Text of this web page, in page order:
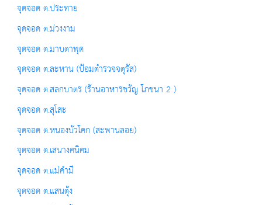
จุดจอด ต.ประทาย
จุดจอด ต.ม่วงงาม
จุดจอด ต.มาบตาพุด
จุดจอด ต.ละหาน (ป้อมตำรวจจตุรัส)
จุดจอด ต.สลกบาตร (ร้านอาหารขวัญ โภชนา 2 )
จุดจอด ต.สุโสะ
จุดจอด ต.หนองบัวโคก (สะพานลอย)
จุดจอด ต.เสนางคนิคม
จุดจอด ต.แม่คำมี
จุดจอด ต.แสนตุ้ง